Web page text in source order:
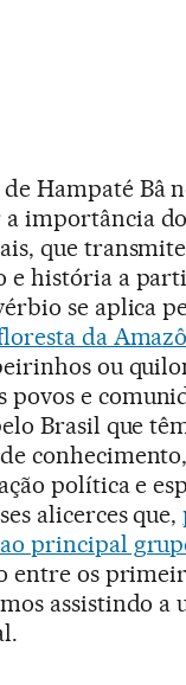
Hampaté Bâ
importância
que
e história a
se aplica
da
ou
povos e
Brasil que
política e
alicerces que,
principal
entre os
assistindo a